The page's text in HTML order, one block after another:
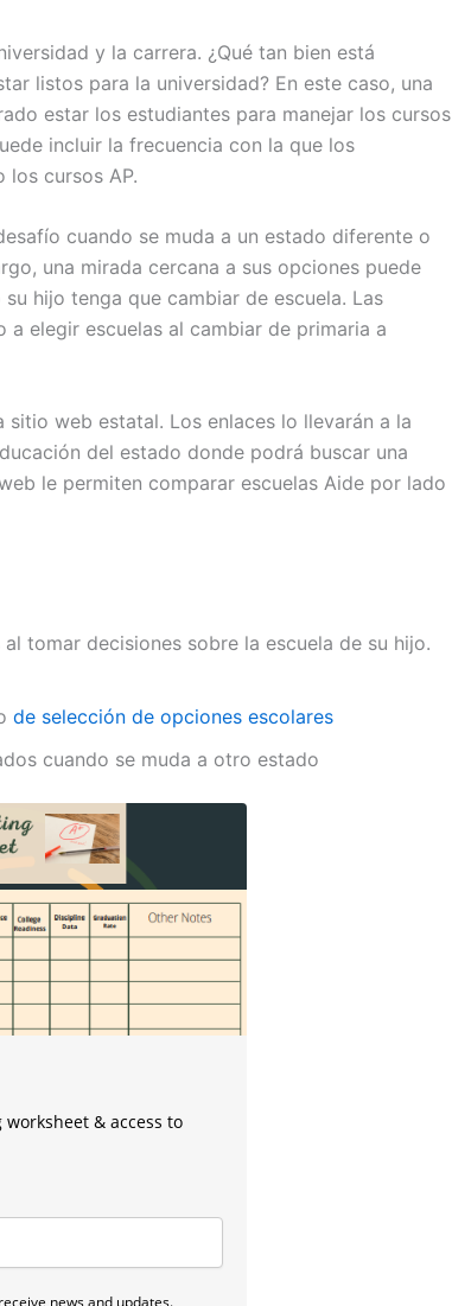
y la carrera. ¿Qué tan bien está
listos para la universidad? En este caso, una
estar los estudiantes para manejar los cursos
incluir la frecuencia con la que los
los cursos AP.
cuando se muda a un estado diferente o
una mirada cercana a sus opciones puede
hijo tenga que cambiar de escuela. Las
elegir escuelas al cambiar de primaria a
web estatal. Los enlaces lo llevarán a la
del estado donde podrá buscar una
le permiten comparar escuelas Aide por lado
tomar decisiones sobre la escuela de su hijo.
de selección de opciones escolares
cuando se muda a otro estado
& access to